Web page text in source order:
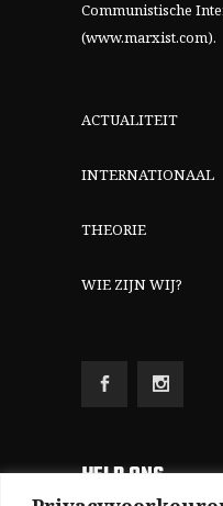
Communistische
(www.marxist.com).
ACTUALITEIT
INTERNATIONAAL
THEORIE
WIE ZIJN WIJ?
HELP ONS